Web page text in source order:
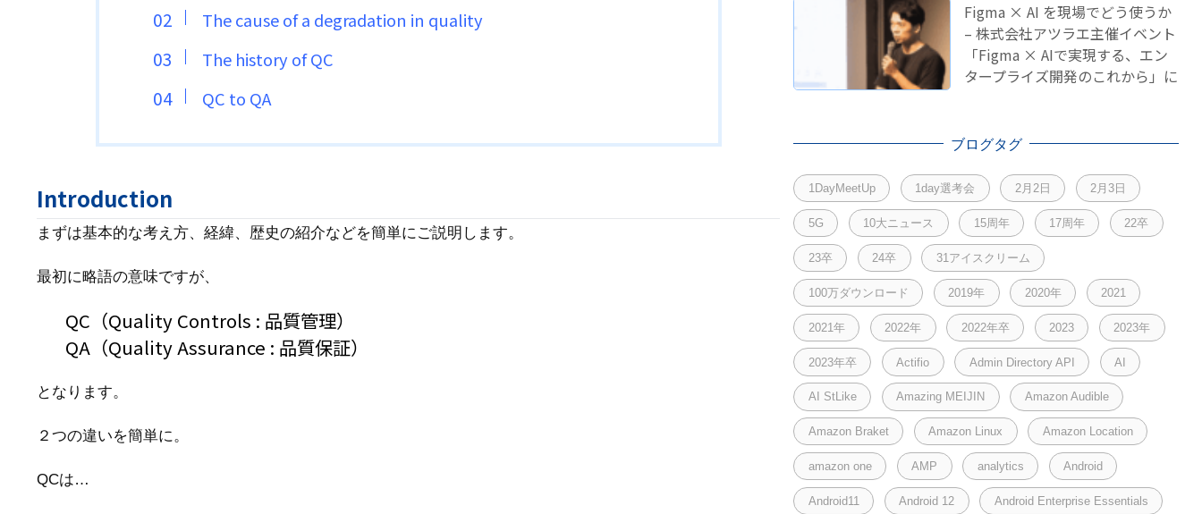
The cause of a degradation in quality
The history of QC
QC to QA
Introduction
まずは基本的な考え方、経緯、歴史の紹介などを簡単にご説明します。
最初に略語の意味ですが、
QC（Quality Controls : 品質管理）
QA（Quality Assurance : 品質保証）
となります。
２つの違いを簡単に。
QCは…
Figma × AI を現場でどう使うか
– 株式会社アツラエ主催イベント
「Figma × AIで実現する、エン
タープライズ開発のこれから」に
ブログタグ
1DayMeetUp 1day選考会 2月2日 2月3日
5G 10大ニュース 15周年 17周年 22卒
23卒 24卒 31アイスクリーム
100万ダウンロード 2019年 2020年 2021
2021年 2022年 2022年卒 2023 2023年
2023年卒 Actifio Admin Directory API AI
AI StLike Amazing MEIJIN Amazon Audible
Amazon Braket Amazon Linux Amazon Location
amazon one AMP analytics Android
Android11 Android 12 Android Enterprise Essentials